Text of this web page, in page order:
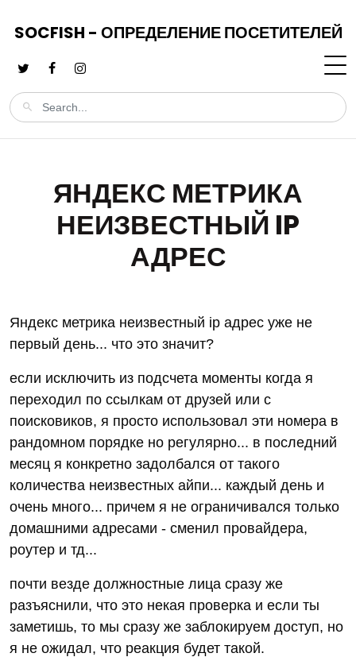
SOCFISH - ОПРЕДЕЛЕНИЕ ПОСЕТИТЕЛЕЙ
ЯНДЕКС МЕТРИКА
НЕИЗВЕСТНЫЙ IP
АДРЕС
Яндекс метрика неизвестный ip адрес уже не
первый день... что это значит?
если исключить из подсчета моменты когда я
переходил по ссылкам от друзей или с
поисковиков, я просто использовал эти номера в
рандомном порядке но регулярно... в последний
месяц я конкретно задолбался от такого
количества неизвестных айпи... каждый день и
очень много... причем я не ограничивался только
домашними адресами - сменил провайдера,
роутер и тд...
почти везде должностные лица сразу же
разъяснили, что это некая проверка и если ты
заметишь, то мы сразу же заблокируем доступ, но
я не ожидал, что реакция будет такой.